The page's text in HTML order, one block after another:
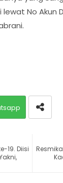
No Akun
19. Diisi